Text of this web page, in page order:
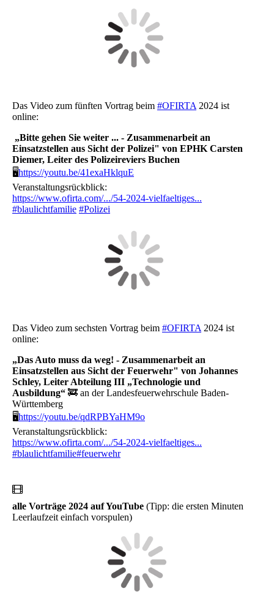
Das Video zum fünften Vortrag beim #OFIRTA2024 ist
online:
„Bitte gehen Sie weiter ... - Zusammenarbeit an
Einsatzstellen aus Sicht der Polizei" von EPHK Carsten
Diemer, Leiter des Polizeireviers Buchen
🖥https://youtu.be/41exaHklquE
Veranstaltungsrückblick:
https://www.ofirta.com/.../54-2024-vielfaeltiges...
#blaulichtfamilie #Polizei
Das Video zum sechsten Vortrag beim #OFIRTA2024 ist
online:
„Das Auto muss da weg! - Zusammenarbeit an
Einsatzstellen aus Sicht der Feuerwehr" von Johannes
Schley, Leiter Abteilung III „Technologie und
Ausbildung“ 🚒 an der Landesfeuerwehrschule Baden-
Württemberg
🖥https://youtu.be/qdRPBYaHM9o
Veranstaltungsrückblick:
https://www.ofirta.com/.../54-2024-vielfaeltiges...
#blaulichtfamilie#feuerwehr
alle Vorträge 2024 auf YouTube (Tipp: die ersten Minuten
Leerlaufzeit einfach vorspulen)